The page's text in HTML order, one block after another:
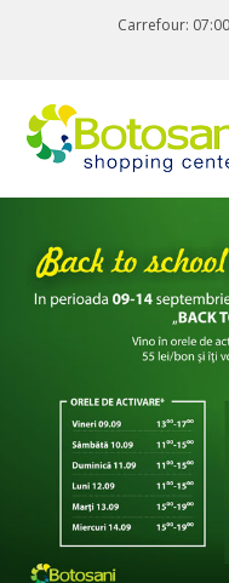
Carrefour: